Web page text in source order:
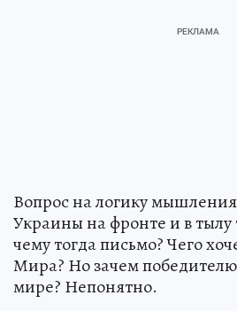
Вопрос на логику
Украины на фронте и в
чему тогда письмо? Чего
Мира? Но зачем
мире? Непонятно.